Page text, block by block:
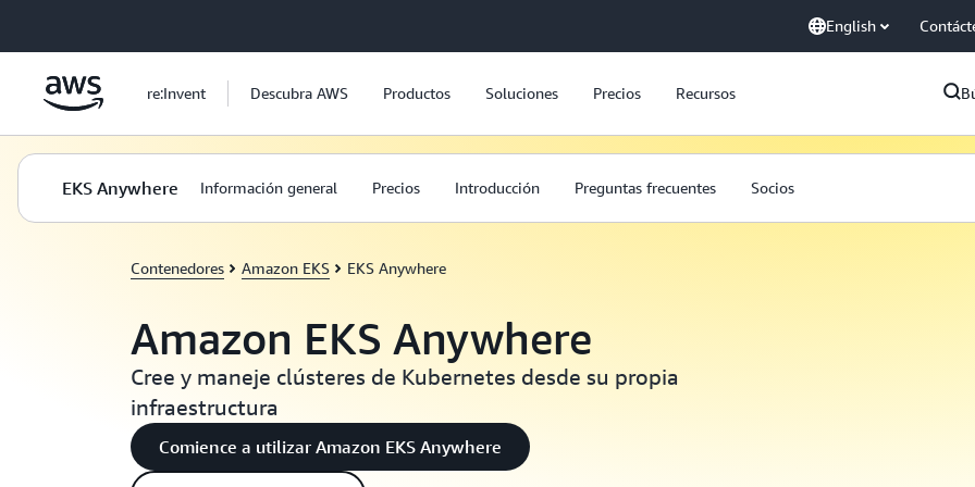
English
re:Invent Descubra AWS Productos Soluciones Precios Recursos
EKS Anywhere Información general Precios Introducción Preguntas frecuentes Socios
Contenedores Amazon EKS EKS Anywhere
Amazon EKS Anywhere
Cree y maneje clústeres de Kubernetes desde su propia
infraestructura
Comience a utilizar Amazon EKS Anywhere